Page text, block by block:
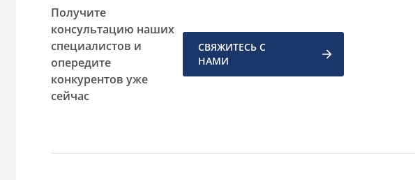
Получите
консультацию наших
специалистов и
опередите
конкурентов уже
сейчас
СВЯЖИТЕСЬ С
НАМИ